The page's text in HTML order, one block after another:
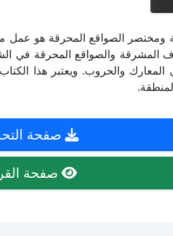
ومختصر الصواقع المحرقة هو عمل
المشرقة والصواقع المحرقة
المعارك والحروب. ويعتبر هذا
صفحة
صفحة